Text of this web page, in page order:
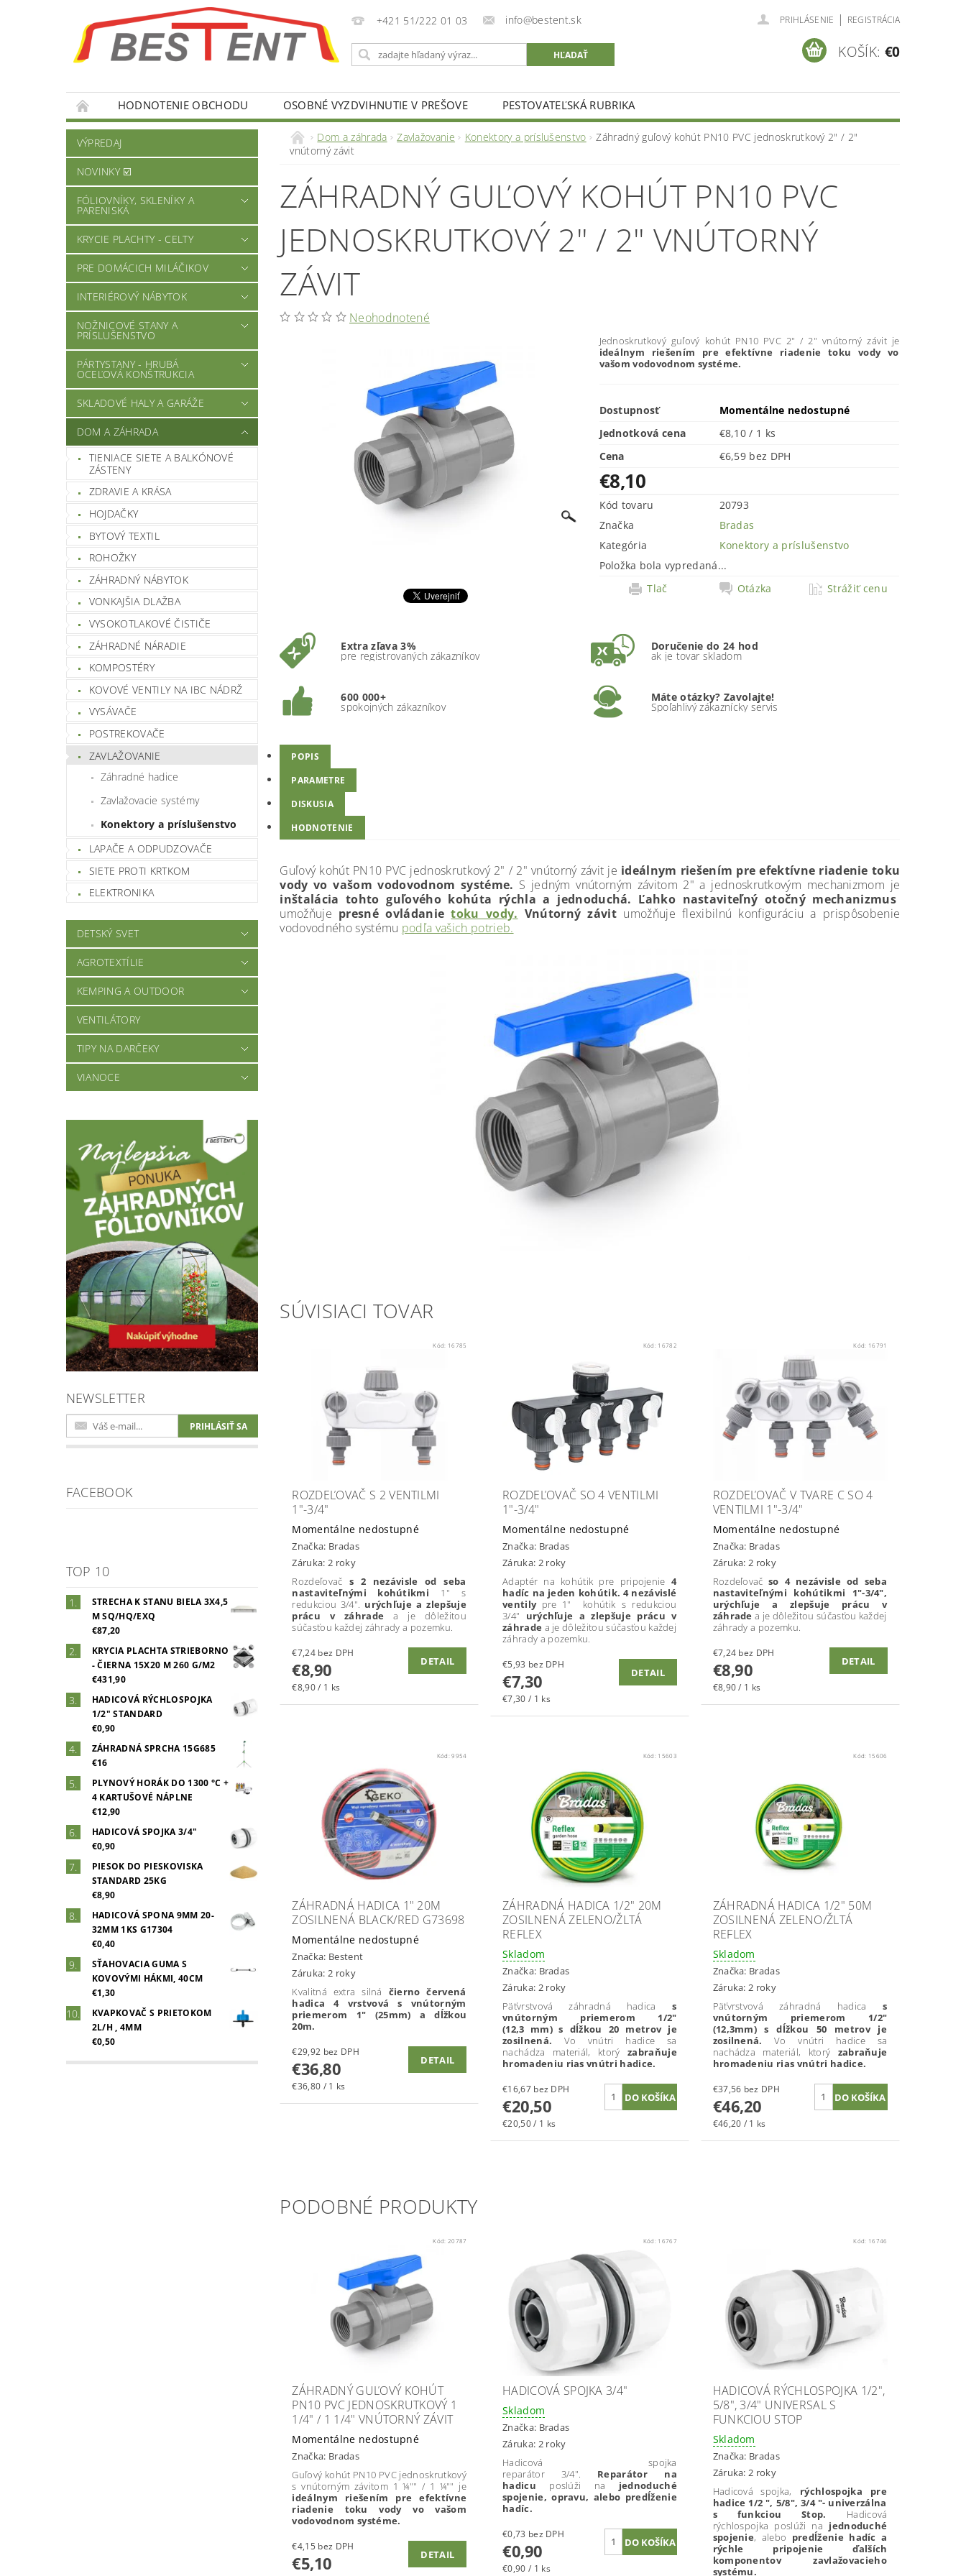
+421 51/222 01 03 info@bestent.sk PRIHLÁSENIE | REGISTRÁCIA
KOŠÍK: €0
HODNOTENIE OBCHODU OSOBNÉ VYZDVIHNUTIE V PREŠOVE PESTOVATEĽSKÁ RUBRIKA
VÝPREDAJ
NOVINKY ☑️
FÓLIOVNÍKY, SKLENÍKY A
PARENISKÁ
KRYCIE PLACHTY - CELTY
PRE DOMÁCICH MILÁČIKOV
INTERIÉROVÝ NÁBYTOK
NOŽNICOVÉ STANY A
PRÍSLUŠENSTVO
PÁRTYSTANY - HRUBÁ
OCEĽOVÁ KONŠTRUKCIA
SKLADOVÉ HALY A GARÁŽE
DOM A ZÁHRADA
TIENIACE SIETE A BALKÓNOVÉ
ZÁSTENY
ZDRAVIE A KRÁSA
HOJDAČKY
BYTOVÝ TEXTIL
ROHOŽKY
ZÁHRADNÝ NÁBYTOK
VONKAJŠIA DLAŽBA
VYSOKOTLAKOVÉ ČISTIČE
ZÁHRADNÉ NÁRADIE
KOMPOSTÉRY
KOVOVÉ VENTILY NA IBC NÁDRŽ
VYSÁVAČE
POSTREKOVAČE
ZAVLAŽOVANIE
Záhradné hadice
Zavlažovacie systémy
Konektory a príslušenstvo
LAPAČE A ODPUDZOVAČE
SIETE PROTI KRTKOM
ELEKTRONIKA
DETSKÝ SVET
AGROTEXTÍLIE
KEMPING A OUTDOOR
VENTILÁTORY
TIPY NA DARČEKY
VIANOCE
NEWSLETTER
FACEBOOK
TOP 10
STRECHA K STANU BIELA 3X4,5
M SQ/HQ/EXQ
€87,20
KRYCIA PLACHTA STRIEBORNO
- ČIERNA 15X20 M 260 G/M2
€431,90
HADICOVÁ RÝCHLOSPOJKA
1/2" STANDARD
€0,90
ZÁHRADNÁ SPRCHA 15G685
€16
PLYNOVÝ HORÁK DO 1300 °C +
4 KARTUŠOVÉ NÁPLNE
€12,90
HADICOVÁ SPOJKA 3/4"
€0,90
PIESOK DO PIESKOVISKA
STANDARD 25KG
€8,90
HADICOVÁ SPONA 9MM 20-
32MM 1KS G17304
€0,40
SŤAHOVACIA GUMA S
KOVOVÝMI HÁKMI, 40CM
€1,30
KVAPKOVAČ S PRIETOKOM
2L/H , 4MM
€0,50
Dom a záhrada Zavlažovanie Konektory a príslušenstvo
Záhradný guľový kohút PN10 PVC jednoskrutkový 2" / 2"
vnútorný závit
ZÁHRADNÝ GUĽOVÝ KOHÚT PN10 PVC
JEDNOSKRUTKOVÝ 2" / 2" VNÚTORNÝ
ZÁVIT
Neohodnotené
Jednoskrutkový guľový kohút PN10 PVC 2" / 2" vnútorný závit je
ideálnym riešením pre efektívne riadenie toku vody vo
vašom vodovodnom systéme.
Dostupnosť
Momentálne nedostupné
Jednotková cena
€8,10 / 1 ks
Cena
€6,59 bez DPH
€8,10
Kód tovaru
20793
Značka
Bradas
Kategória
Konektory a príslušenstvo
Položka bola vypredaná...
Tlač
Otázka Strážiť cenu
Extra zľava 3%
pre registrovaných zákazníkov
Doručenie do 24 hod
ak je tovar skladom
600 000+
spokojných zákazníkov
Máte otázky? Zavolajte!
Spoľahlivý zákaznícky servis
POPIS
PARAMETRE
DISKUSIA
HODNOTENIE
Guľový kohút PN10 PVC jednoskrutkový 2" / 2" vnútorný závit je ideálnym riešením pre efektívne riadenie toku
vody vo vašom vodovodnom systéme. S jedným vnútorným závitom 2" a jednoskrutkovým mechanizmom je
inštalácia tohto guľového kohúta rýchla a jednoduchá. Ľahko nastaviteľný otočný mechanizmus
umožňuje presné ovládanietoku vody. Vnútorný závit umožňuje flexibilnú konfiguráciu a prispôsobenie
vodovodného systému podľa vašich potrieb.
SÚVISIACI TOVAR
Kód: 16785
ROZDEĽOVAČ S 2 VENTILMI
1"-3/4"
Momentálne nedostupné
Značka: Bradas
Záruka: 2 roky
Rozdeľovač s 2 nezávisle od seba
nastaviteľnými kohútikmi 1" s
redukciou 3/4". urýchľuje a zlepšuje
prácu v záhrade a je dôležitou
súčasťou každej záhrady a pozemku.
€7,24 bez DPH
€8,90
€8,90 / 1 ks
DETAIL
Kód: 16782
ROZDEĽOVAČ SO 4 VENTILMI
1"-3/4"
Momentálne nedostupné
Značka: Bradas
Záruka: 2 roky
Adaptér na kohútik pre pripojenie 4
hadíc na jeden kohútik. 4 nezávislé
ventily pre 1" kohútik s redukciou
3/4" urýchľuje a zlepšuje prácu v
záhrade a je dôležitou súčasťou každej
záhrady a pozemku.
€5,93 bez DPH
€7,30
€7,30 / 1 ks
DETAIL
Kód: 16791
ROZDEĽOVAČ V TVARE C SO 4
VENTILMI 1"-3/4"
Momentálne nedostupné
Značka: Bradas
Záruka: 2 roky
Rozdeľovačso 4 nezávisle od seba
nastaviteľnými kohútikmi 1"-3/4",
urýchľuje a zlepšuje prácu v
záhrade a je dôležitou súčasťou každej
záhrady a pozemku.
€7,24 bez DPH
€8,90
€8,90 / 1 ks
DETAIL
Kód:9954
ZÁHRADNÁ HADICA 1" 20M
ZOSILNENÁ BLACK/RED G73698
Momentálne nedostupné
Značka: Bestent
Záruka: 2 roky
Kvalitná extra silná čierno červená
hadica 4 vrstvová s vnútorným
priemerom 1" (25mm) a dĺžkou
20m.
€29,92 bez DPH
€36,80
€36,80 / 1 ks
DETAIL
Kód: 15603
ZÁHRADNÁ HADICA 1/2" 20M
ZOSILNENÁ ZELENO/ŽLTÁ
REFLEX
Skladom
Značka: Bradas
Záruka: 2 roky
Päťvrstvová záhradná hadica s
vnútorným priemerom 1/2"
(12,3 mm) s dĺžkou 20 metrov je
zosilnená. Vo vnútri hadice sa
nachádza materiál, ktorý zabraňuje
hromadeniu rias vnútri hadice.
€16,67 bez DPH
€20,50
€20,50 / 1 ks
Kód: 15606
ZÁHRADNÁ HADICA 1/2" 50M
ZOSILNENÁ ZELENO/ŽLTÁ
REFLEX
Skladom
Značka: Bradas
Záruka: 2 roky
Päťvrstvová záhradná hadica s
vnútorným priemerom 1/2"
(12,3mm) s dĺžkou 50 metrov je
zosilnená.Vo vnútri hadice sa
nachádza materiál, ktorý zabraňuje
hromadeniu rias vnútri hadice.
€37,56 bez DPH
€46,20
€46,20 / 1 ks
PODOBNÉ PRODUKTY
Kód: 20787
ZÁHRADNÝ GUĽOVÝ KOHÚT
PN10 PVC JEDNOSKRUTKOVÝ 1
1/4" / 1 1/4" VNÚTORNÝ ZÁVIT
Momentálne nedostupné
Značka: Bradas
Guľový kohút PN10 PVC jednoskrutkový
s vnútorným závitom 1 ¼"" / 1 ¼"" je
ideálnym riešením pre efektívne
riadenie toku vody vo vašom
vodovodnom systéme.
€4,15 bez DPH
€5,10 DETAIL
Kód: 16767
HADICOVÁ SPOJKA 3/4"
Skladom
Značka: Bradas
Záruka: 2 roky
Hadicová spojka
reparátor 3/4". Reparátor na
hadicu poslúži na jednoduché
spojenie, opravu, alebo predĺženie
hadíc.
€0,73 bez DPH
€0,90
€0,90 / 1 ks
Kód: 16746
HADICOVÁ RÝCHLOSPOJKA 1/2",
5/8", 3/4" UNIVERSAL S
FUNKCIOU STOP
Skladom
Značka: Bradas
Záruka: 2 roky
Hadicová spojka, rýchlospojka pre
hadice 1/2 ", 5/8", 3/4 "- univerzálna
s funkciou Stop. Hadicová
rýchlospojka poslúži na jednoduché
spojenie, alebo predĺženie hadíc a
rýchle pripojenie ďalších
komponentov zavlažovacieho
systému.